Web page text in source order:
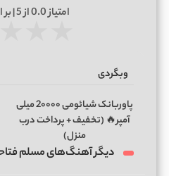
امتیاز0.0از 5 | بر اساس
وبگردی
پاوربانک شیائومی 2۰۰۰۰ میلی
آمپر🔥 (تخفیف + پرداخت درب
منزل)
دیگر آهنگ‌های مسلم